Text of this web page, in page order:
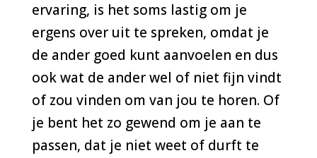
ervaring, is het soms lastig om je
ergens over uit te spreken, omdat je
de ander goed kunt aanvoelen en dus
ook wat de ander wel of niet fijn vindt
of zou vinden om van jou te horen. Of
je bent het zo gewend om je aan te
passen, dat je niet weet of durft te